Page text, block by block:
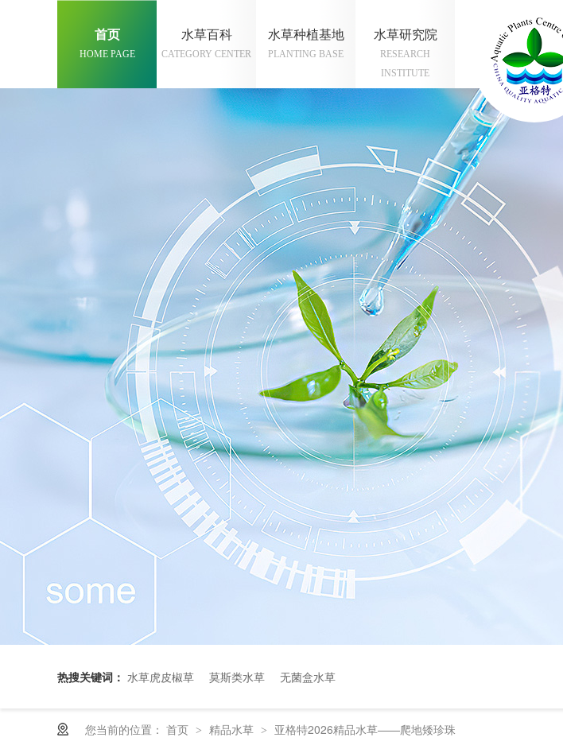
首页
HOME PAGE
水草百科
CATEGORY CENTER
水草种植基地
PLANTING BASE
水草研究院
RESEARCH
INSTITUTE
热搜关键词： 水草虎皮椒草 莫斯类水草 无菌盒水草
您当前的位置： 首页 > 精品水草 > 亚格特2026精品水草——爬地矮珍珠